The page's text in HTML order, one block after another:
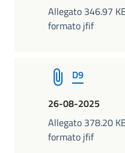
Allegato 346.97
formato jfif
D9
26-08-2025
Allegato 378.20
formato jfif